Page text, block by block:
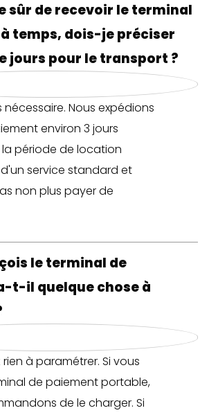
sûr de recevoir le terminal
temps, dois-je préciser
jours pour le transport ?
Nous expédions
environ 3 jours
période de location
service standard et
non plus payer de
le terminal de
t-il quelque chose à
à paramétrer. Si vous
de paiement portable,
de le charger. Si